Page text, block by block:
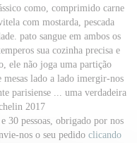
como, comprimido carne
com mostarda, pescada
pato sangue em ambos os
sua cozinha precisa e
ele não joga uma partição
lado a lado imergir-nos
parisiense ... uma verdadeira
2017
30 pessoas, obrigado por nos
nos o seu pedido clicando